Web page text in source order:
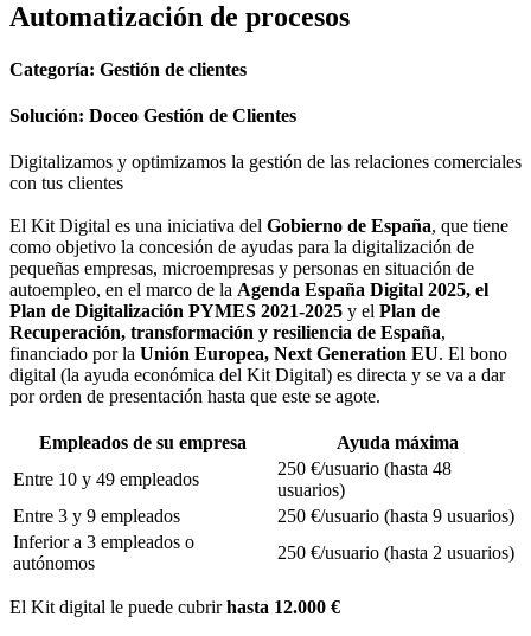
Automatización de procesos
Categoría: Gestión de clientes
Solución: Doceo Gestión de Clientes
Digitalizamos y optimizamos la gestión de las relaciones comerciales
con tus clientes
El Kit Digital es una iniciativa del Gobierno de España, que tiene
como objetivo la concesión de ayudas para la digitalización de
pequeñas empresas, microempresas y personas en situación de
autoempleo, en el marco de la Agenda España Digital 2025, el
Plan de Digitalización PYMES 2021-2025 y el Plan de
Recuperación, transformación y resiliencia de España,
financiado por la Unión Europea, Next Generation EU. El bono
digital (la ayuda económica del Kit Digital) es directa y se va a dar
por orden de presentación hasta que este se agote.
Empleados de su empresa
Ayuda máxima
Entre 10 y 49 empleados
250 €/usuario (hasta 48
usuarios)
Entre 3 y 9 empleados
250 €/usuario (hasta 9 usuarios)
Inferior a 3 empleados o
autónomos
250 €/usuario (hasta 2 usuarios)
El Kit digital le puede cubrirhasta 12.000 €